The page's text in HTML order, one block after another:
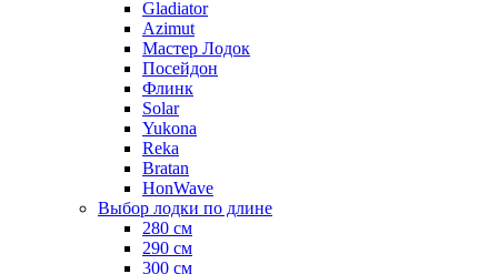
Gladiator
Azimut
Мастер Лодок
Посейдон
Флинк
Solar
Yukona
Reka
Bratan
HonWave
Выбор лодки по длине
280 см
290 см
300 см